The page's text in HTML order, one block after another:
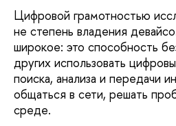
Цифровой грамотностью
не степень владения
широкое: это способность
других использовать
поиска, анализа и передачи
общаться в сети, решать
среде.